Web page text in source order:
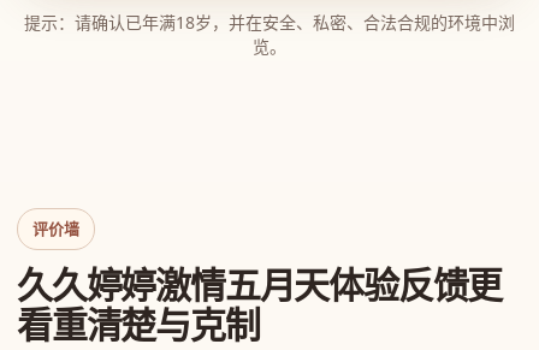
提示：请确认已年满18岁，并在安全、私密、合法合规的环境中浏
览。
评价墙
久久婷婷激情五月天体验反馈更
看重清楚与克制